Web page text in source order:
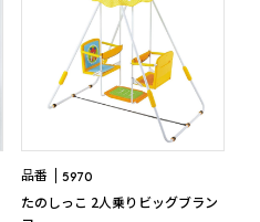
品番 5970
たのしっこ 2人乗りビッグブラン